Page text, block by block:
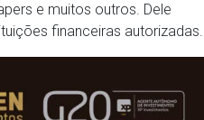
e muitos outros. Dele
financeiras autorizadas.